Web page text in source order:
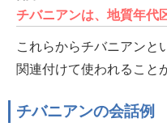
チバニアンは、地質年代
これらからチバニアンと
関連付けて使われること
チバニアンの会話例